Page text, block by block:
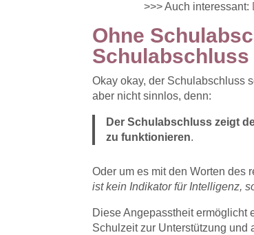
>>> Auch interessant:
Ohne
Okay okay, der Schulabschluss
aber nicht sinnlos, denn:
Der Schulabschluss zeigt
zu funktionieren.
Oder um es mit den Worten des
ist kein Indikator für Intelligenz,
Diese Angepasstheit ermöglicht
Schulzeit zur Unterstützung